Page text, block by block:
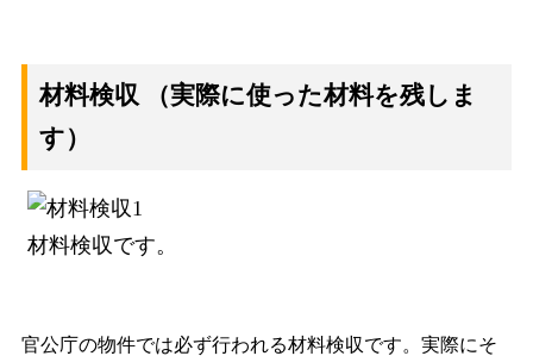
材料検収 （実際に使った材料を残しま
す）
材料検収です。
官公庁の物件では必ず行われる材料検収です。実際にそ